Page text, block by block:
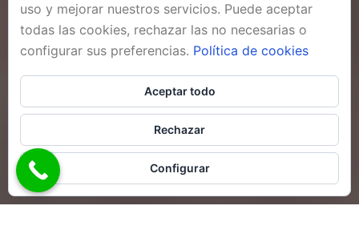
uso y mejorar nuestros servicios. Puede aceptar
todas las cookies, rechazar las no necesarias o
configurar sus preferencias. Política de cookies
Aceptar todo
Rechazar
Configurar